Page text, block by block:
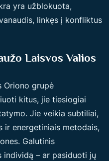
yra užblokuota,
linkęs į konfliktus
Laisvos Valios
Oriono grupė
kitus, jie tiesiogiai
Jie veikia subtiliai,
ir energetiniais metodais,
Galutinis
individą – ar pasiduoti jų